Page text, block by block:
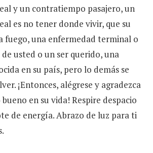
y un contratiempo pasajero, un
es no tener donde vivir, que su
fuego, una enfermedad terminal o
usted o un ser querido, una
en su país, pero lo demás se
¡Entonces, alégrese y agradezca
en su vida! Respire despacio
de energía. Abrazo de luz para ti